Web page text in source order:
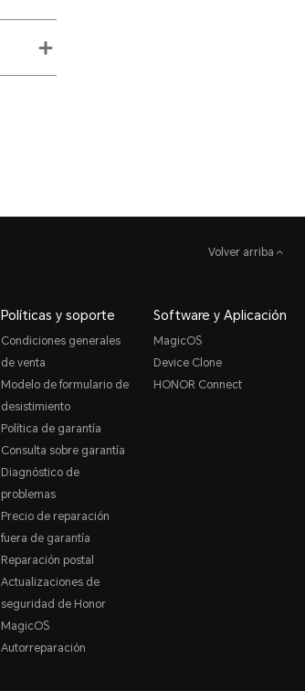
Volver arriba
Políticas y soporte
Condiciones generales
de venta
Modelo de formulario de
desistimiento
Política de garantía
Consulta sobre garantía
Diagnóstico de
problemas
Precio de reparación
fuera de garantía
Reparación postal
Actualizaciones de
seguridad de Honor
MagicOS
Autorreparación
Software y Aplicación
MagicOS
Device Clone
HONOR Connect